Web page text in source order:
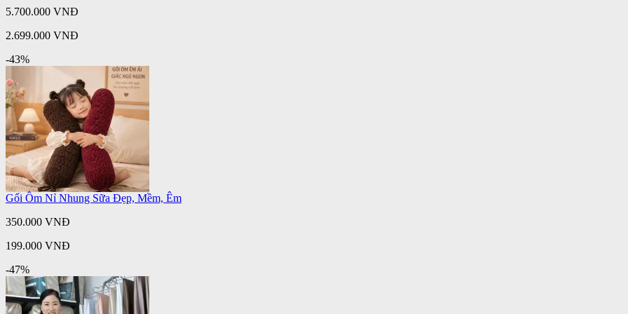
5.700.000 VNĐ
2.699.000 VNĐ
-43%
Gối Ôm Nỉ Nhung Sữa Đẹp, Mềm, Êm
350.000 VNĐ
199.000 VNĐ
-47%